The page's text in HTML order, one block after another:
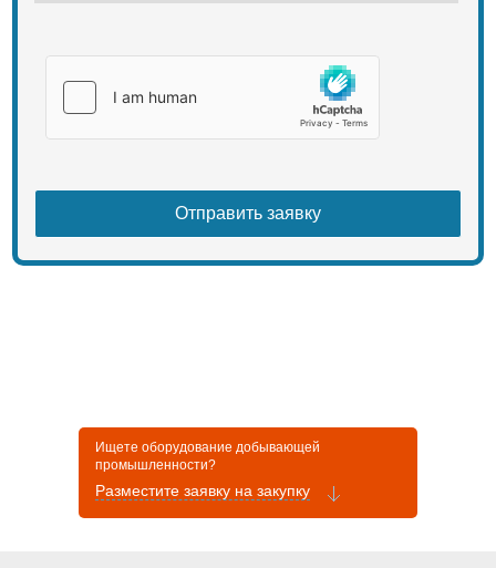
Ищете оборудование добывающей
промышленности?
Разместите заявку на закупку